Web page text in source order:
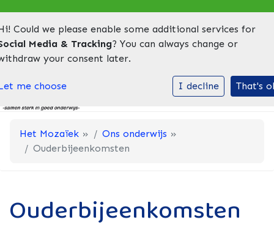
INLOGGEN BIJ SOCIAL SCHOOLS LEERLING AANMELDEN
Het Mozaïek » Ons onderwijs »
Ouderbijeenkomsten
Ouderbijeenkomsten
Could we please enable some additional services for
Media & Tracking? You can always change or
your consent later.
me choose I decline That's